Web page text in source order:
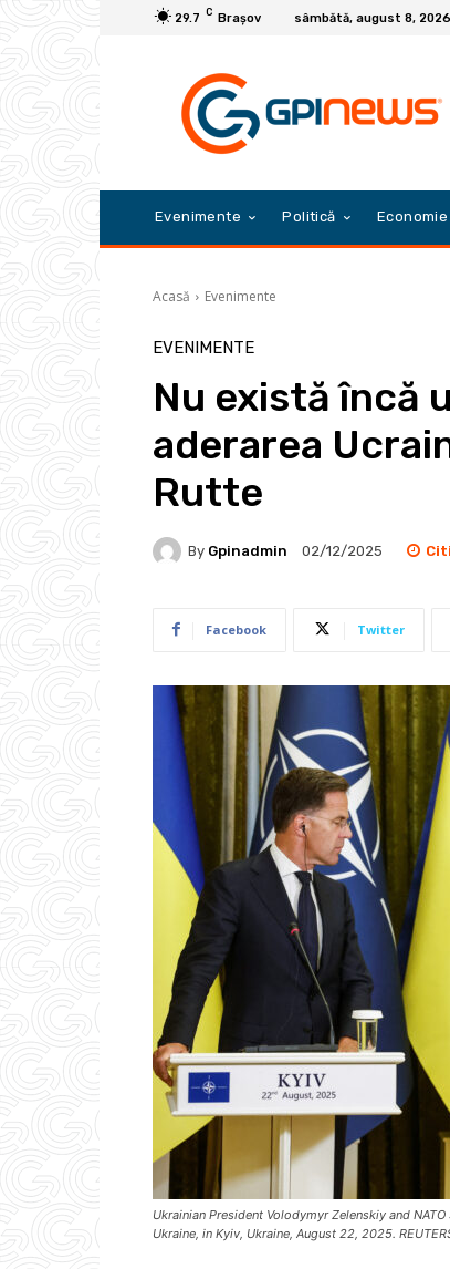
29.7 C Braşov sâmbătă, august 8, 2026
Evenimente Politică Economie
Acasă Evenimente
EVENIMENTE
Nu există încă
aderarea
Rutte
By Gpinadmin 02/12/2025
Facebook Twitter
Ukrainian President Volodymyr Zelenskiy and
Ukraine, in Kyiv, Ukraine, August 22, 2025.